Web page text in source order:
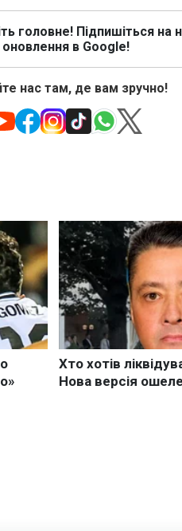
головне! Підпишіться на
оновлення в Google!
нас там, де вам зручно!